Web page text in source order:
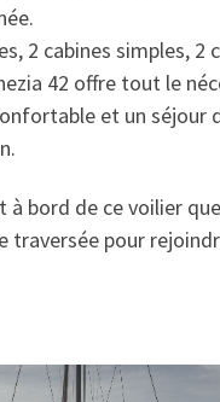
2 cabines simples, 2
42 offre tout le
et un séjour
à bord de ce voilier
traversée pour